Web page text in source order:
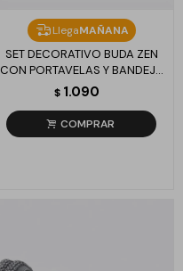
LlegaMAÑANA
SET DECORATIVO BUDA ZEN
CON PORTAVELAS Y BANDEJA
CENTRO MESA
$ 1.090